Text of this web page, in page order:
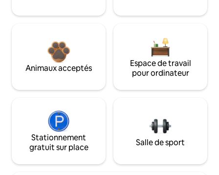
Animaux acceptés
Espace de travail
pour ordinateur
Stationnement
gratuit sur place
Salle de sport